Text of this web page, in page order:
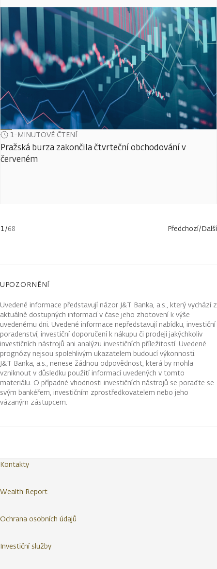
1-MINUTOVÉ ČTENÍ
Pražská burza zakončila čtvrteční obchodování v
červeném
1/68 Předchozí/Další
UPOZORNĚNÍ
Uvedené informace představují názor J&T Banka, a.s., který vychází z
aktuálně dostupných informací v čase jeho zhotovení k výše
uvedenému dni. Uvedené informace nepředstavují nabídku, investiční
poradenství, investiční doporučení k nákupu či prodeji jakýchkoliv
investičních nástrojů ani analýzu investičních příležitostí. Uvedené
prognózy nejsou spolehlivým ukazatelem budoucí výkonnosti.
J&T Banka, a.s., nenese žádnou odpovědnost, která by mohla
vzniknout v důsledku použití informací uvedených v tomto
materiálu. O případné vhodnosti investičních nástrojů se poraďte se
svým bankéřem, investičním zprostředkovatelem nebo jeho
vázaným zástupcem.
Kontakty
Wealth Report
Ochrana osobních údajů
Investiční služby